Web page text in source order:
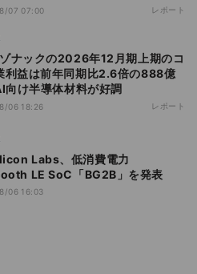
07 07:00 レポート
利益は前年同期比2.6倍の888億
向け半導体材料が好調
06 18:26 レポート
LE SoC「BG2B」を発表
06 16:03